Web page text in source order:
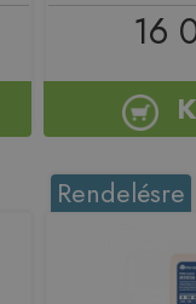
16
Rendelésre